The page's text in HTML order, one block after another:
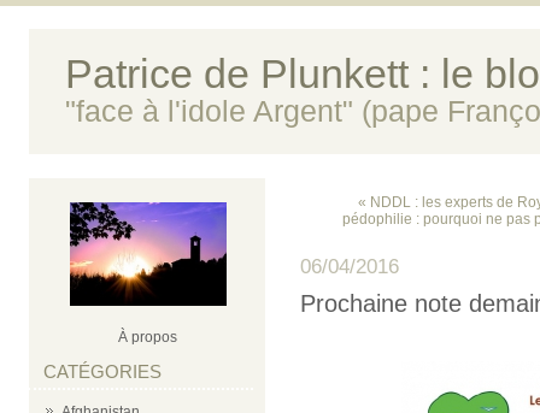
Patrice de Plunkett : le
"face à l'idole Argent" (pape
À propos
CATÉGORIES
« NDDL : les experts de
pédophilie : pourquoi ne pas
06/04/2016
Prochaine note